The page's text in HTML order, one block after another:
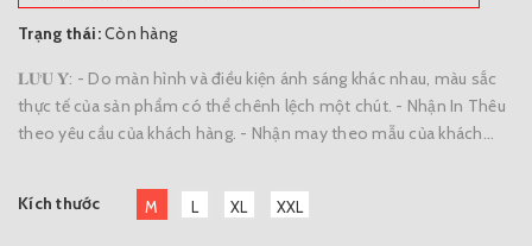
Trạng thái:Còn hàng
𝐋𝐔̛𝐔 𝐘́: - Do màn hình và điều kiện ánh sáng khác nhau, màu sắc
thực tế của sản phẩm có thể chênh lệch một chút. - Nhận In Thêu
theo yêu cầu của khách hàng. - Nhận may theo mẫu của khách...
Kích thước M L XL XXL